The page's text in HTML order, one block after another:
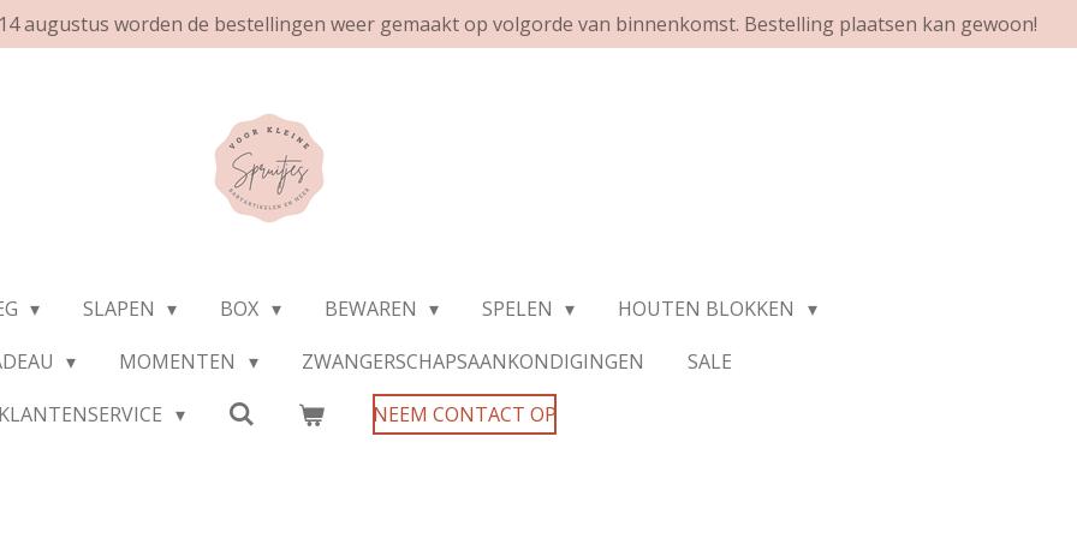
augustus worden de bestellingen weer gemaakt op volgorde van binnenkomst. Bestelling plaatsen kan gewoon!
SLAPEN BOX BEWAREN SPELEN
HOUTEN BLOKKEN
MOMENTEN ZWANGERSCHAPSAANKONDIGINGEN
SALE
KLANTENSERVICE
NEEM CONTACT OP